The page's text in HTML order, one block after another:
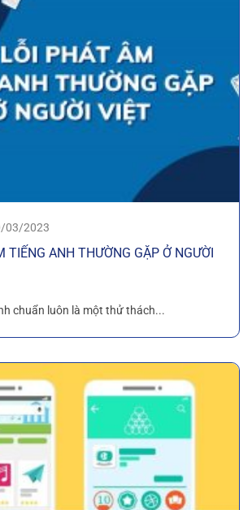
03/2023
TIẾNG ANH THƯỜNG GẶP Ở NGƯỜI
chuẩn luôn là một thử thách...